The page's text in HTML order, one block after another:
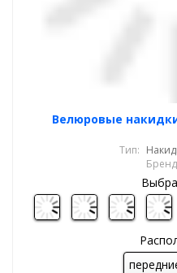
Велюровые
Тип: